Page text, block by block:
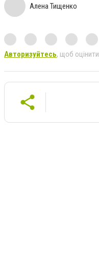
Алена Тищенко
Авторизуйтесь, щоб оцінити